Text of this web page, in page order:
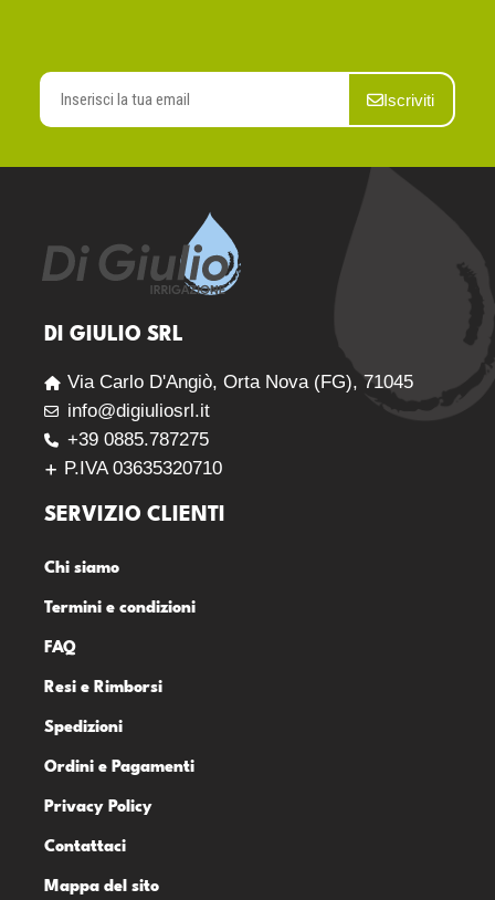
Iscriviti
DI GIULIO SRL
Via Carlo D'Angiò, Orta Nova (FG), 71045
info@digiuliosrl.it
+39 0885.787275
P.IVA 03635320710
SERVIZIO CLIENTI
Chi siamo
Termini e condizioni
FAQ
Resi e Rimborsi
Spedizioni
Ordini e Pagamenti
Privacy Policy
Contattaci
Mappa del sito